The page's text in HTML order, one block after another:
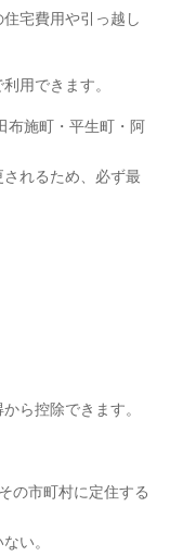
宅費用や引っ越し
用できます。
布施町・平生町・阿
れるため、必ず最
ら控除できます。
の市町村に定住する
い。